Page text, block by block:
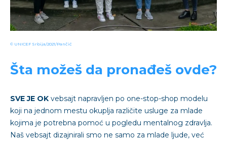
© UNICEF Srbija/2021/Pančić
Šta možeš da pronađeš ovde?
SVE JE OK vebsajt napravljen po one-stop-shop modelu
koji na jednom mestu okuplja različite usluge za mlade
kojima je potrebna pomoć u pogledu mentalnog zdravlja.
Naš vebsajt dizajnirali smo ne samo za mlade ljude, već